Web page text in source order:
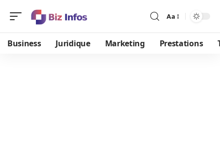
Aa
Business Juridique Marketing Prestations